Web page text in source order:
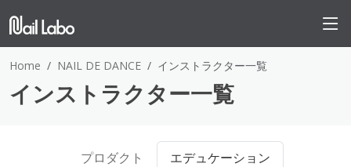
Home NAIL DE DANCE インストラクター一覧
インストラクター一覧
プロダクト エデュケーション